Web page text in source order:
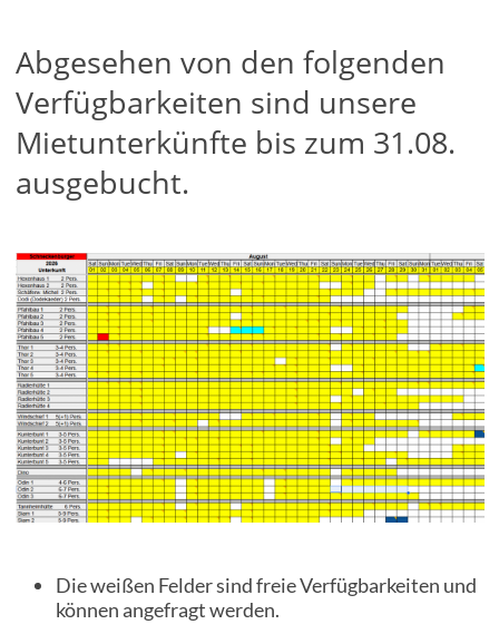
Pfahlbauten
Hütte Dino
Hütte Tannheim
Schäferwagen Michel
Dodi (Der Dodekaeder)
Hüttenrechner
Buchungsanfrage-Formular
Preise
Kontakt
Abgesehen von den folgenden
Verfügbarkeiten sind unsere
Mietunterkünfte bis zum 31.08.
ausgebucht.
Die weißen Felder sind freie Verfügbarkeiten und
können angefragt werden.